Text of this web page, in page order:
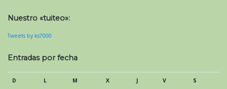
Nuestro «tuiteo»:
Tweets by ks7000
Entradas por fecha
D L M X J V
S